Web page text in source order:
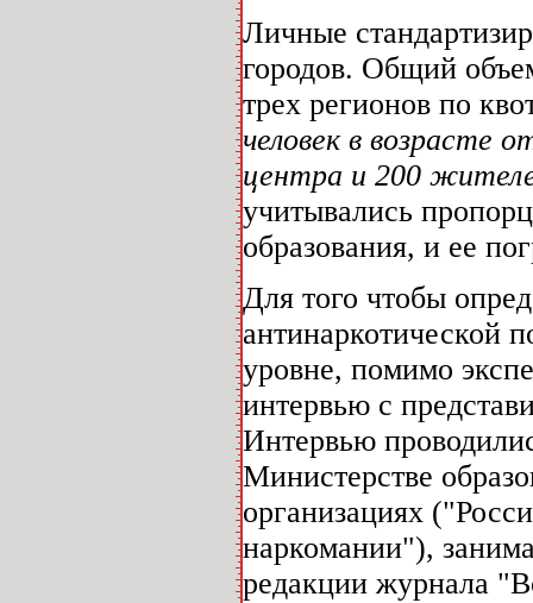
Личные
городов. Общий
трех регионов по
человек в возрасте
центра и 200
учитывались
образования, и ее
Для того чтобы
антинаркотической
уровне, помимо
интервью с
Интервью
Министерстве
организациях
наркомании"),
редакции журнала